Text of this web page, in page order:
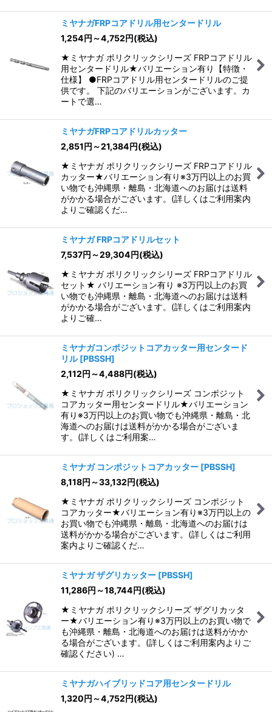
ミヤナガFRPコアドリル用センタードリル
1,254円 ～4,752円(税込)
★ミヤナガ ポリクリックシリーズ FRPコアドリル
用センタードリル★バリエーション有り【特徴・
仕様】 ●FRPコアドリル用センタードリルのご提
供です。 下記のバリエーションがございます。カ
ートで選…
ミヤナガFRPコアドリルカッター
2,851円 ～21,384円(税込)
★ミヤナガ ポリクリックシリーズ FRPコアドリル
カッター★バリエーション有り※3万円以上のお買
い物でも沖縄県・離島・北海道へのお届けは送料
がかかる場合がございます。(詳しくはご利用案内
よりご確認くだ…
ミヤナガ FRPコアドリルセット
7,537円 ～29,304円(税込)
★ミヤナガ ポリクリックシリーズ FRPコアドリル
セット★ バリエーション有り ※3万円以上のお買
い物でも沖縄県・離島・北海道へのお届けは送料
がかかる場合がございます。(詳しくはご利用案内
よりご確…
ミヤナガコンポジットコアカッター用センタード
リル [PBSSH]
2,112円 ～4,488円(税込)
★ミヤナガ ポリクリックシリーズ コンポジット
コアカッター用センタードリル★バリエーション
有り※3万円以上のお買い物でも沖縄県・離島・北
海道へのお届けは送料がかかる場合がございま
す。(詳しくはご利用案…
ミヤナガ コンポジットコアカッター [PBSSH]
8,118円 ～33,132円(税込)
★ミヤナガ ポリクリックシリーズ コンポジット
コアカッター★バリエーション有り※3万円以上の
お買い物でも沖縄県・離島・北海道へのお届けは
送料がかかる場合がございます。(詳しくはご利用
案内よりご確認くだ…
ミヤナガ ザグリカッター [PBSSH]
11,286円 ～18,744円(税込)
★ミヤナガ ポリクリックシリーズ ザグリカッタ
ー★バリエーション有り※3万円以上のお買い物で
も沖縄県・離島・北海道へのお届けは送料がかか
る場合がございます。(詳しくはご利用案内よりご
確認ください) …
ミヤナガハイブリッドコア用センタードリル
1,320円 ～4,752円(税込)